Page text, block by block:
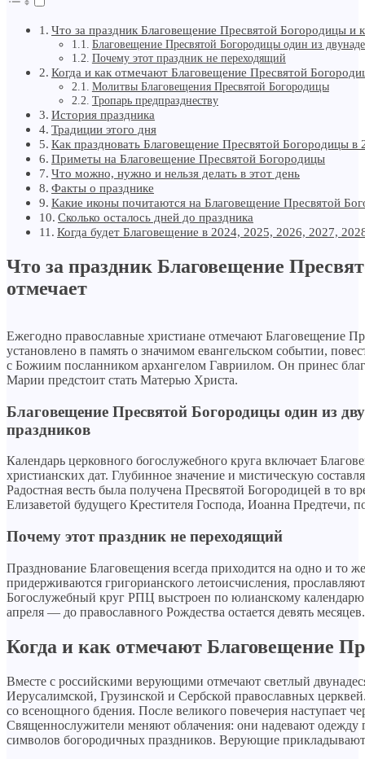
Что за праздник Благовещение Пресвятой Богородицы и
Благовещение Пресвятой Богородицы один из
Почему этот праздник не переходящий
Когда и как отмечают Благовещение Пресвятой
Молитвы Благовещения Пресвятой Богородицы
Тропарь предпразднеству
История праздника
Традиции этого дня
Как праздновать Благовещение Пресвятой Богородицы в
Приметы на Благовещение Пресвятой Богородицы
Что можно, нужно и нельзя делать в этот день
Факты о празднике
Какие иконы почитаются на Благовещение Пресвятой
Сколько осталось дней до праздника
Когда будет Благовещение в 2024, 2025, 2026, 2027,
Что за праздник Благовещение
отмечает
Ежегодно православные христиане отмечают Благовещение
установлено в память о значимом евангельском событии,
с Божиим посланником архангелом Гавриилом. Он принес
Марии предстоит стать Матерью Христа.
Благовещение Пресвятой Богородицы один из
праздников
Календарь церковного богослужебного круга включает
христианских дат. Глубинное значение и мистическую
Радостная весть была получена Пресвятой Богородицей в то
Елизаветой будущего Крестителя Господа, Иоанна Предтечи,
Почему этот праздник не переходящий
Празднование Благовещения всегда приходится на одно и то
придерживаются григорианского летоисчисления,
Богослужебный круг РПЦ выстроен по юлианскому
апреля — до православного Рождества остается девять месяцев.
Когда и как отмечают Благовещение
Вместе с российскими верующими отмечают светлый
Иерусалимской, Грузинской и Сербской православных
со всенощного бдения. После великого повечерия наступает
Священнослужители меняют облачения: они надевают одежду
символов богородичных праздников. Верующие